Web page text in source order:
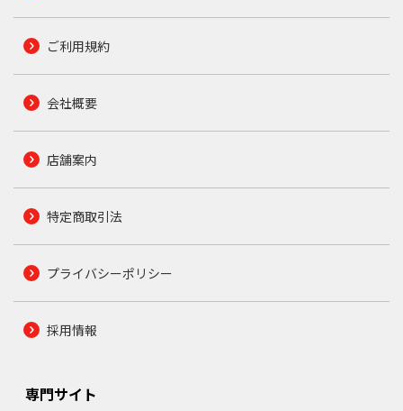
ご利用規約
会社概要
店舗案内
特定商取引法
プライバシーポリシー
採用情報
専門サイト